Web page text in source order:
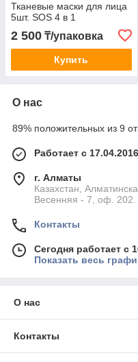
Тканевые маски для лица
5шт. SOS 4 в 1
2 500 ₸/упаковка
Купить
О нас
89% положительных из 9
Работает с 17.04.2016
г. Алматы
Казахстан,
Весенняя - 7, оф. 202.
Контакты
Сегодня работает с
Показать весь
О нас
Контакты